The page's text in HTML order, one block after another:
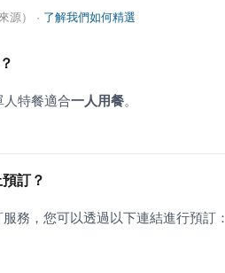
源） · 了解我們如何精選
人特餐適合一人用餐。
訂？
務，您可以透過以下連結進行預訂：